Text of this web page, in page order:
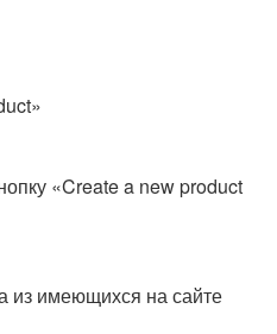
«Create a new product
из имеющихся на сайте